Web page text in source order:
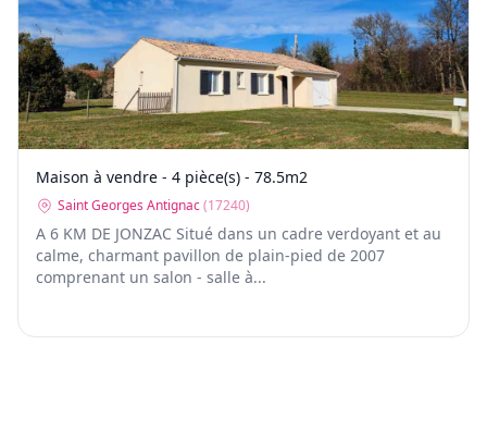
Maison à vendre - 4 pièce(s) - 78.5m2
Saint Georges Antignac(17240)
A 6 KM DE JONZAC Situé dans un cadre verdoyant et au
calme, charmant pavillon de plain-pied de 2007
comprenant un salon - salle à...